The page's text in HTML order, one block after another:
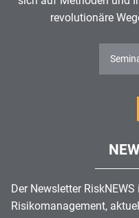
revolutionäre
Der Newsletter
Risikomanagement,